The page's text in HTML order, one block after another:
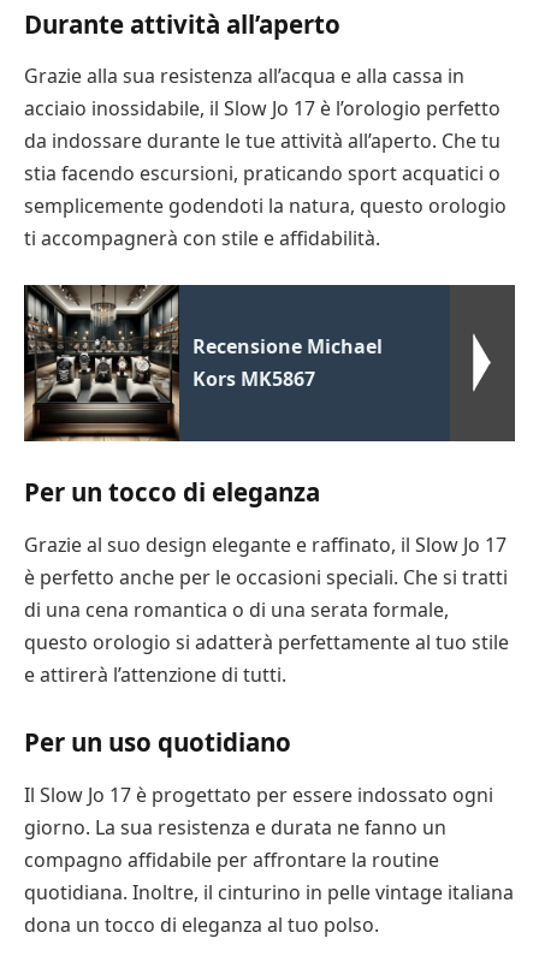
Durante attività all’aperto
Grazie alla sua resistenza all’acqua e alla cassa in
acciaio inossidabile, il Slow Jo 17 è l’orologio perfetto
da indossare durante le tue attività all’aperto. Che tu
stia facendo escursioni, praticando sport acquatici o
semplicemente godendoti la natura, questo orologio
ti accompagnerà con stile e affidabilità.
Recensione Michael
Kors MK5867
Per un tocco di eleganza
Grazie al suo design elegante e raffinato, il Slow Jo 17
è perfetto anche per le occasioni speciali. Che si tratti
di una cena romantica o di una serata formale,
questo orologio si adatterà perfettamente al tuo stile
e attirerà l’attenzione di tutti.
Per un uso quotidiano
Il Slow Jo 17 è progettato per essere indossato ogni
giorno. La sua resistenza e durata ne fanno un
compagno affidabile per affrontare la routine
quotidiana. Inoltre, il cinturino in pelle vintage italiana
dona un tocco di eleganza al tuo polso.